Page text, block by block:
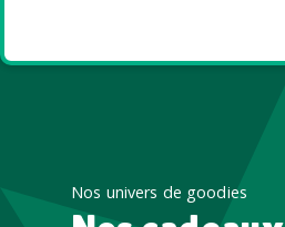
Nos univers de goodies